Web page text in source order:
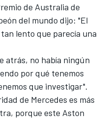
de Australia de
del mundo dijo: "El
lento que parecía una
atrás, no había ningún
por qué tenemos
que investigar".
de Mercedes es más
porque este Aston